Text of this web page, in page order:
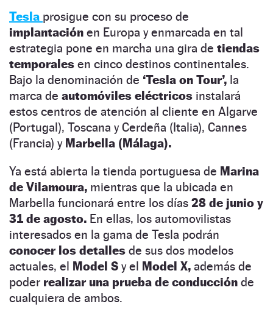
Tesla prosigue con su proceso de
implantación en Europa y enmarcada en tal
estrategia pone en marcha una gira de tiendas
temporales en cinco destinos continentales.
Bajo la denominación de ‘Tesla on Tour’, la
marca de automóviles eléctricos instalará
estos centros de atención al cliente en Algarve
(Portugal), Toscana y Cerdeña (Italia), Cannes
(Francia) y Marbella (Málaga).
Ya está abierta la tienda portuguesa de Marina
de Vilamoura, mientras que la ubicada en
Marbella funcionará entre los días 28 de junio y
31 de agosto. En ellas, los automovilistas
interesados en la gama de Tesla podrán
conocer los detalles de sus dos modelos
actuales, el Model S y el Model X, además de
poder realizar una prueba de conducción de
cualquiera de ambos.